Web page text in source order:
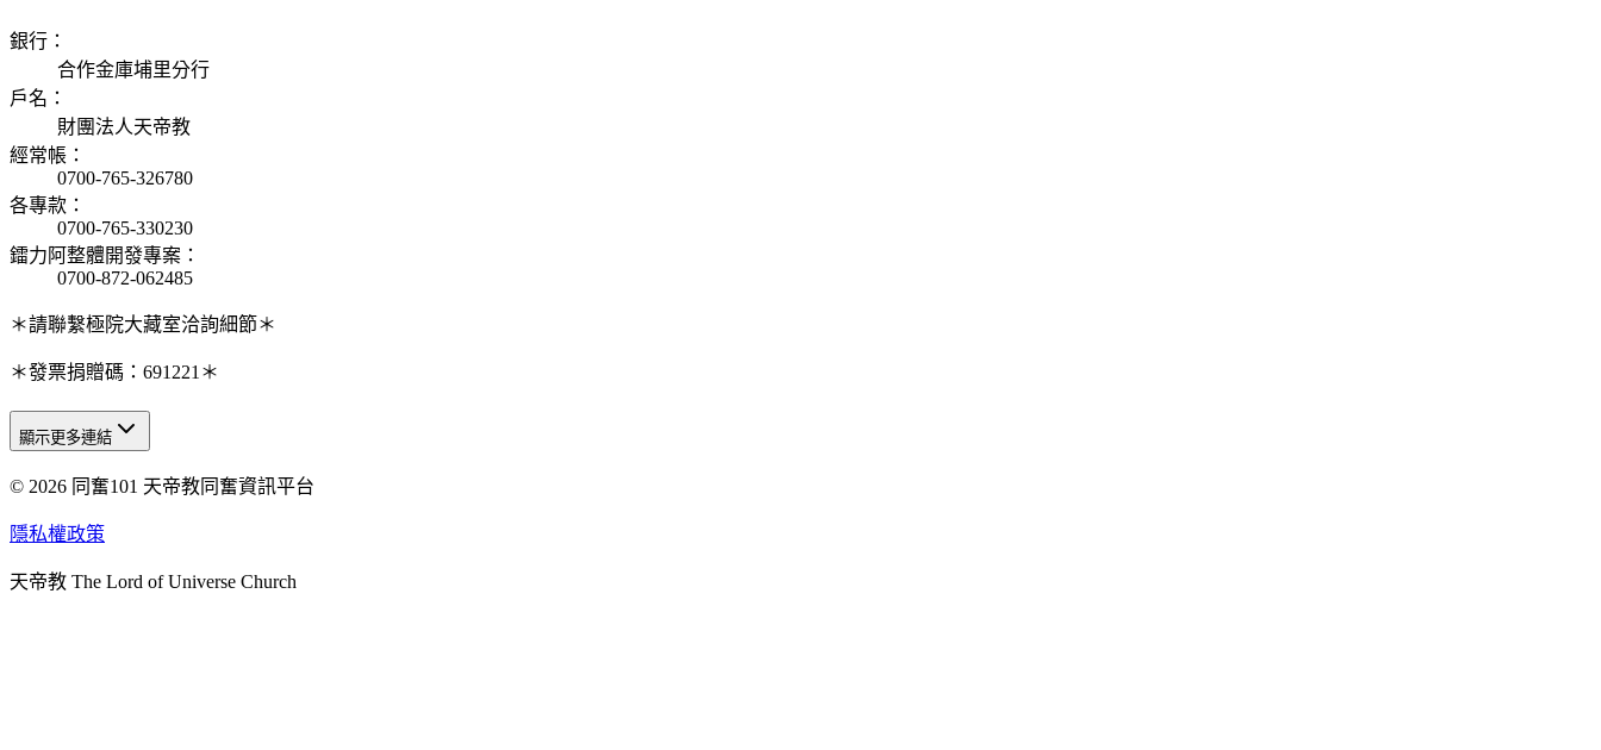
銀行 ：
合作金庫埔里分行
戶名 ：
財團法人天帝教
經常帳 ：
0700-765-326780
各專款 ：
0700-765-330230
鐳力阿整體開發專案 ：
0700-872-062485
＊請聯繫極院大藏室洽詢細節＊
＊發票捐贈碼：691221＊
天人研究總院
天人研究學院
天人炁功院
顯示更多連結
© 2026 同奮101 天帝教同奮資訊平台
隱私權政策
天帝教 The Lord of Universe Church